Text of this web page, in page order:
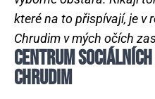
které na to přispívají, je v
Chrudim v mých očích
CENTRUM
CHRUDIM